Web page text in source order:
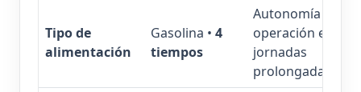
Tipo de
alimentación
Gasolina • 4
tiempos
Autonomía en
operación
jornadas
prolongadas.